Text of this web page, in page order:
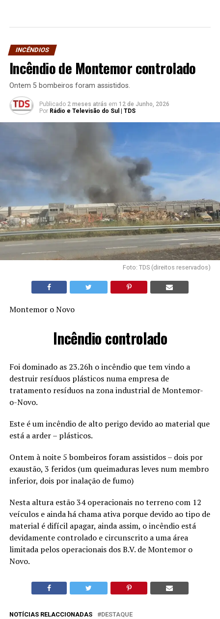
INCÊNDIOS
Incêndio de Montemor controlado
Ontem 5 bombeiros foram assistidos.
Publicado 2 meses atrás em 12 de Junho, 2026
Por Rádio e Televisão do Sul | TDS
Foto: TDS (direitos reservados)
Montemor o Novo
Incêndio controlado
Foi dominado as 23.26h o incêndio que tem vindo a
destruir resíduos plásticos numa empresa de
tratamento resíduos na zona industrial de Montemor-
o-Novo.
Este é um incêndio de alto perigo devido ao material que
está a arder – plásticos.
Ontem à noite 5 bombeiros foram assistidos – dois por
exaustão, 3 feridos (um queimaduras leves num membro
inferior, dois por inalação de fumo)
Nesta altura estão 34 operacionais no terreno com 12
veículos e ainda há chama ativa porque devido ao tipo de
material é difícil apagar, ainda assim, o incêndio está
devidamente controlado e circunscrito a uma área
limitada pelos operacionais dos B.V. de Montemor o
Novo.
NOTÍCIAS RELACCIONADAS DESTAQUE